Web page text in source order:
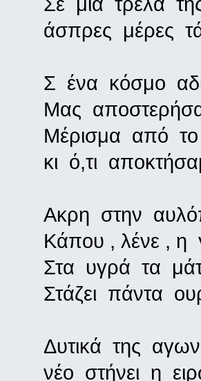
άσπρες μέρες
Σ ένα κόσμο
Μας
Μέρισμα από το
κι ό,τι
Ακρη στην
Κάπου , λένε , η
Στα υγρά τα
Στάζει πάντα
Δυτικά της
νέο στήνει η